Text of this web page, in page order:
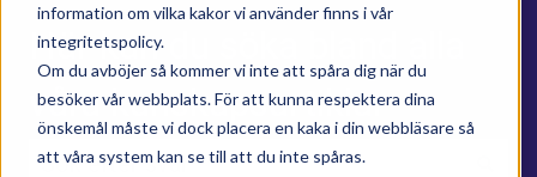
information om vilka kakor vi använder finns i vår
integritetspolicy.
Om du avböjer så kommer vi inte att spåra dig när du
besöker vår webbplats. För att kunna respektera dina
önskemål måste vi dock placera en kaka i din webbläsare så
att våra system kan se till att du inte spåras.
Här kan du söka bland alla
våra kunskapsartiklar